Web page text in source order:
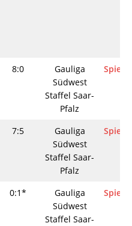
8:0
Gauliga
Südwest
Staffel Saar-
Pfalz
7:5
Gauliga
Südwest
Staffel Saar-
Pfalz
0:1*
Gauliga
Südwest
Staffel Saar-